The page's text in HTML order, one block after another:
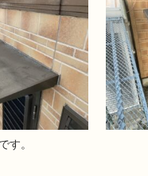
す。